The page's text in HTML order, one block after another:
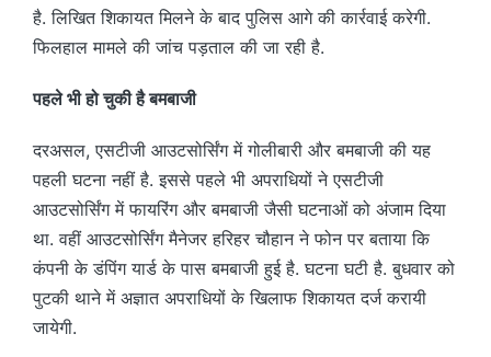
है. लिखित शिकायत मिलने के बाद पुलिस आगे की कार्रवाई करेगी.
फिलहाल मामले की जांच पड़ताल की जा रही है.
पहले भी हो चुकी है बमबाजी
दरअसल, एसटीजी आउटसोर्सिंग में गोलीबारी और बमबाजी की यह
पहली घटना नहीं है. इससे पहले भी अपराधियों ने एसटीजी
आउटसोर्सिंग में फायरिंग और बमबाजी जैसी घटनाओं को अंजाम दिया
था. वहीं आउटसोर्सिंग मैनेजर हरिहर चौहान ने फोन पर बताया कि
कंपनी के डंपिंग यार्ड के पास बमबाजी हुई है. घटना घटी है. बुधवार को
पुटकी थाने में अज्ञात अपराधियों के खिलाफ शिकायत दर्ज करायी
जायेगी.